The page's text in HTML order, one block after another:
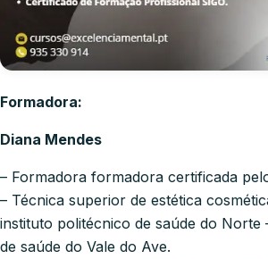
Formadora:
Diana Mendes
– Formadora formadora certificada
– Técnica superior de estética
instituto politécnico de saúde do Norte
de saúde do Vale do Ave.